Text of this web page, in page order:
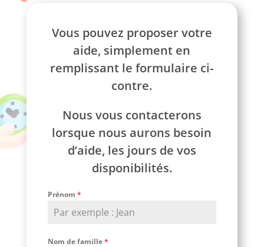
Vous pouvez proposer votre
aide, simplement en
remplissant le formulaire ci-
contre.
Nous vous contacterons
lorsque nous aurons besoin
d’aide, les jours de vos
disponibilités.
Prénom *
Nom de famille*